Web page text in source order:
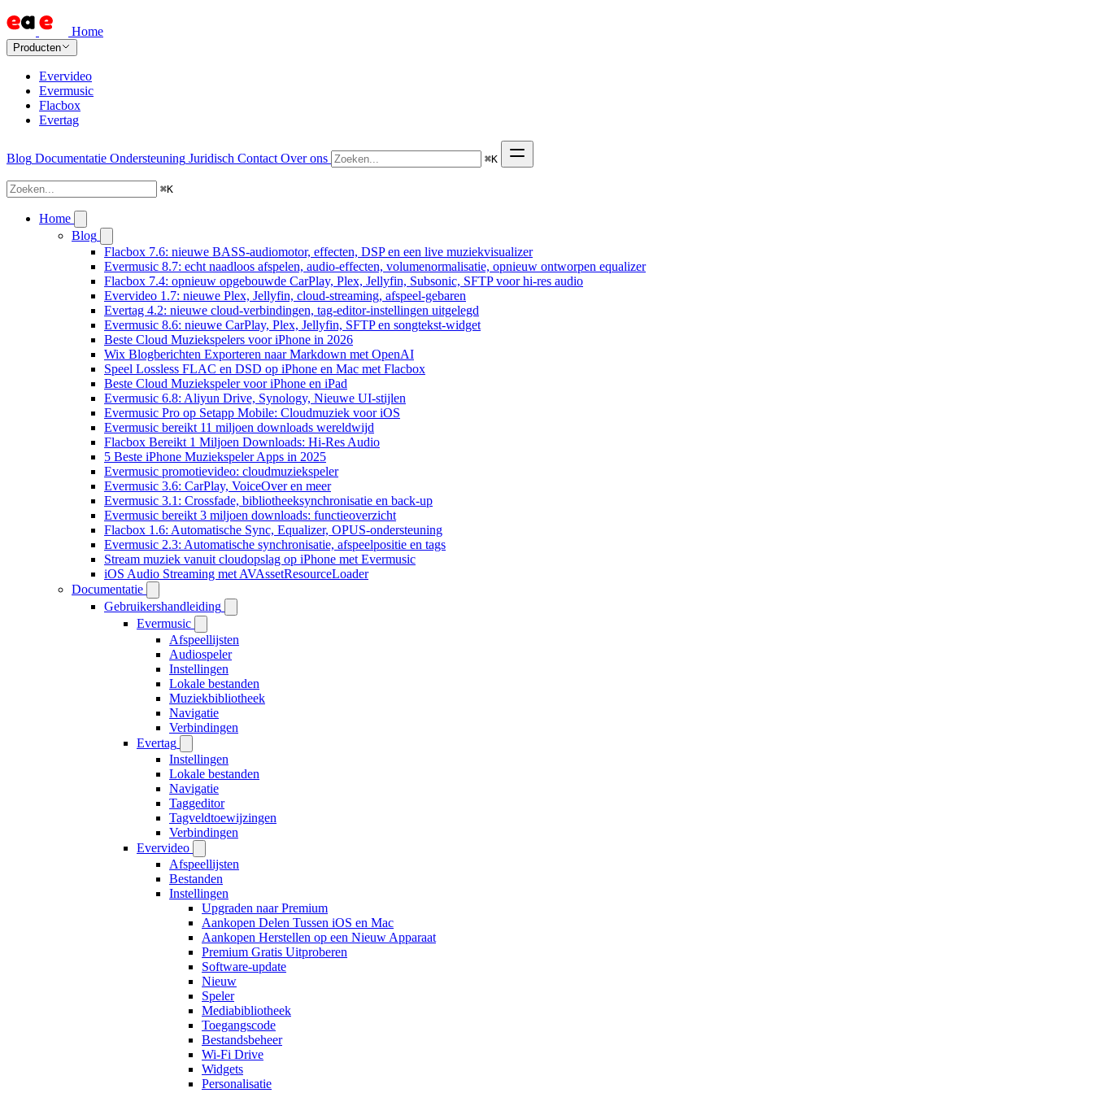
Home
Producten
Evervideo
Evermusic
Flacbox
Evertag
Blog Documentatie Ondersteuning Juridisch Contact Over ons ⌘K
⌘K
Home
Blog
Flacbox 7.6: nieuwe BASS-audiomotor, effecten, DSP en een live muziekvisualizer
Evermusic 8.7: echt naadloos afspelen, audio-effecten, volumenormalisatie, opnieuw ontworpen equalizer
Flacbox 7.4: opnieuw opgebouwde CarPlay, Plex, Jellyfin, Subsonic, SFTP voor hi-res audio
Evervideo 1.7: nieuwe Plex, Jellyfin, cloud-streaming, afspeel-gebaren
Evertag 4.2: nieuwe cloud-verbindingen, tag-editor-instellingen uitgelegd
Evermusic 8.6: nieuwe CarPlay, Plex, Jellyfin, SFTP en songtekst-widget
Beste Cloud Muziekspelers voor iPhone in 2026
Wix Blogberichten Exporteren naar Markdown met OpenAI
Speel Lossless FLAC en DSD op iPhone en Mac met Flacbox
Beste Cloud Muziekspeler voor iPhone en iPad
Evermusic 6.8: Aliyun Drive, Synology, Nieuwe UI-stijlen
Evermusic Pro op Setapp Mobile: Cloudmuziek voor iOS
Evermusic bereikt 11 miljoen downloads wereldwijd
Flacbox Bereikt 1 Miljoen Downloads: Hi-Res Audio
5 Beste iPhone Muziekspeler Apps in 2025
Evermusic promotievideo: cloudmuziekspeler
Evermusic 3.6: CarPlay, VoiceOver en meer
Evermusic 3.1: Crossfade, bibliotheeksynchronisatie en back-up
Evermusic bereikt 3 miljoen downloads: functieoverzicht
Flacbox 1.6: Automatische Sync, Equalizer, OPUS-ondersteuning
Evermusic 2.3: Automatische synchronisatie, afspeelpositie en tags
Stream muziek vanuit cloudopslag op iPhone met Evermusic
iOS Audio Streaming met AVAssetResourceLoader
Documentatie
Gebruikershandleiding
Evermusic
Afspeellijsten
Audiospeler
Instellingen
Lokale bestanden
Muziekbibliotheek
Navigatie
Verbindingen
Evertag
Instellingen
Lokale bestanden
Navigatie
Taggeditor
Tagveldtoewijzingen
Verbindingen
Evervideo
Afspeellijsten
Bestanden
Instellingen
Upgraden naar Premium
Aankopen Delen Tussen iOS en Mac
Aankopen Herstellen op een Nieuw Apparaat
Premium Gratis Uitproberen
Software-update
Nieuw
Speler
Mediabibliotheek
Toegangscode
Bestandsbeheer
Wi-Fi Drive
Widgets
Personalisatie